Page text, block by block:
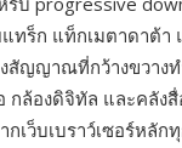
ทร็ก แท็กเมตาดาต้
สัญญาณที่กว้างขวางท
ล้องดิจิทัล และคลัง
เว็บเบราว์เซอร์หลัก